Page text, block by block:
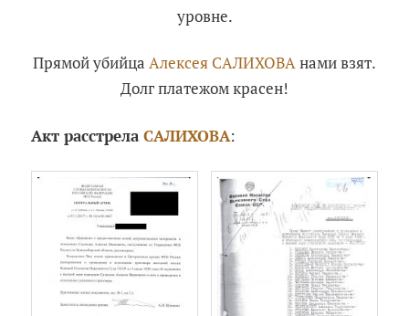
уровне.
Прямой убийца Алексея САЛИХОВАнами взят.
Долг платежом красен!
Акт расстрелаСАЛИХОВА: